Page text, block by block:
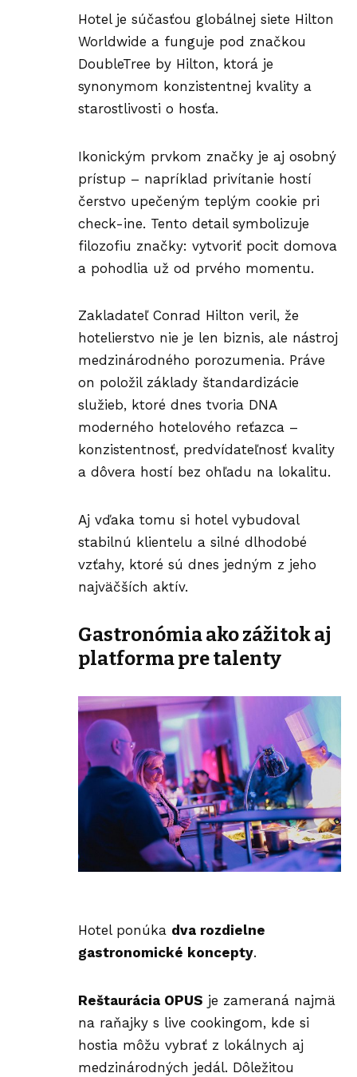
Hotel je súčasťou globálnej siete Hilton
Worldwide a funguje pod značkou
DoubleTree by Hilton, ktorá je
synonymom konzistentnej kvality a
starostlivosti o hosťa.
Ikonickým prvkom značky je aj osobný
prístup – napríklad privítanie hostí
čerstvo upečeným teplým cookie pri
check-ine. Tento detail symbolizuje
filozofiu značky: vytvoriť pocit domova
a pohodlia už od prvého momentu.
Zakladateľ Conrad Hilton veril, že
hotelierstvo nie je len biznis, ale nástroj
medzinárodného porozumenia. Práve
on položil základy štandardizácie
služieb, ktoré dnes tvoria DNA
moderného hotelového reťazca –
konzistentnosť, predvídateľnosť kvality
a dôvera hostí bez ohľadu na lokalitu.
Aj vďaka tomu si hotel vybudoval
stabilnú klientelu a silné dlhodobé
vzťahy, ktoré sú dnes jedným z jeho
najväčších aktív.
Gastronómia ako zážitok aj
platforma pre talenty
Hotel ponúka dva rozdielne
gastronomické koncepty.
Reštaurácia OPUS je zameraná najmä
na raňajky s live cookingom, kde si
hostia môžu vybrať z lokálnych aj
medzinárodných jedál. Dôležitou